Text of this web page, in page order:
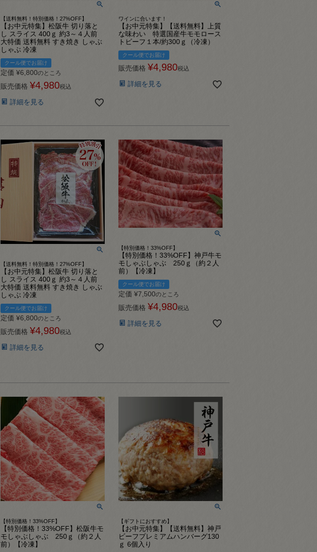
【送料無料！特別価格！27%OFF】
【お中元特集】松阪牛 切り落と
し スライス 400ｇ 約3～４人前
大特価 送料無料 すき焼き しゃぶ
しゃぶ 冷凍
クール便でお届け
定価 ¥6,800のところ
販売価格 ¥4,980税込
詳細を見る
ワインに合います！
【お中元特集】【送料無料】上質
な味わい 特選国産牛モモロース
トビーフ１本/約300ｇ（冷凍）
クール便でお届け
販売価格 ¥4,980税込
詳細を見る
【送料無料！特別価格！27%OFF】
【お中元特集】松阪牛 切り落と
し スライス 400ｇ 約3～４人前
大特価 送料無料 すき焼き しゃぶ
しゃぶ 冷凍
クール便でお届け
定価 ¥6,800のところ
販売価格 ¥4,980税込
詳細を見る
【特別価格！33%OFF】
【特別価格！33%OFF】神戸牛モ
モしゃぶしゃぶ 250ｇ（約２人
前）【冷凍】
クール便でお届け
定価 ¥7,500のところ
販売価格 ¥4,980税込
詳細を見る
【特別価格！33%OFF】
【特別価格！33%OFF】松阪牛モ
モしゃぶしゃぶ 250ｇ（約２人
前）【冷凍】
【ギフトにおすすめ】
【お中元特集】【送料無料】神戸
ビーフプレミアムハンバーグ130
ｇ 6個入り